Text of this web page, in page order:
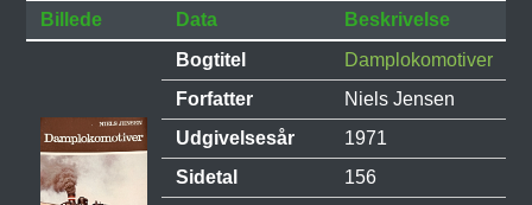
Billede
Data
Beskrivelse
Bogtitel
Damplokomotiver
Forfatter
Niels Jensen
Udgivelsesår
1971
Sidetal
156